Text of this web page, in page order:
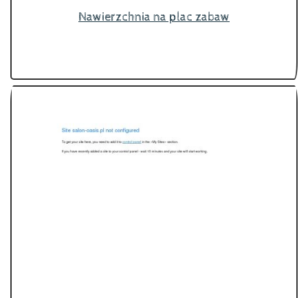
Nawierzchnia na plac zabaw